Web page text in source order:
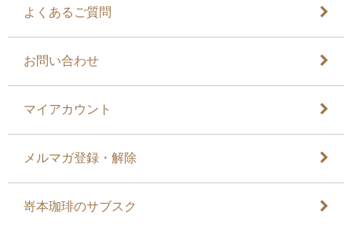
よくあるご質問
お問い合わせ
マイアカウント
メルマガ登録・解除
嵜本珈琲のサブスク